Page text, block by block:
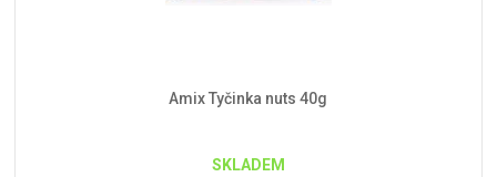
Amix Tyčinka nuts 40g
SKLADEM